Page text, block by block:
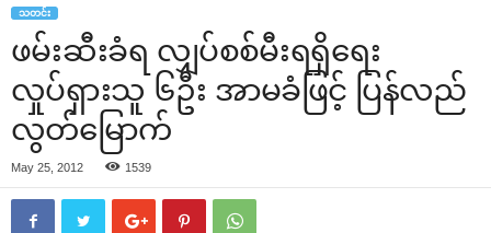
သတင်း
ဖမ်းဆီးခံရ လျှပ်စစ်မီးရရှိ‌ရေး
လှုပ်ရှားသူ ၆ဦး အာမခံဖြင့် ပြန်လည်
လွတ်‌မြောက်
May 25, 2012 1539